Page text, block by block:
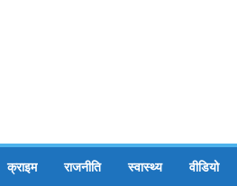
क्राइम राजनीति स्वास्थ्य वीडियो